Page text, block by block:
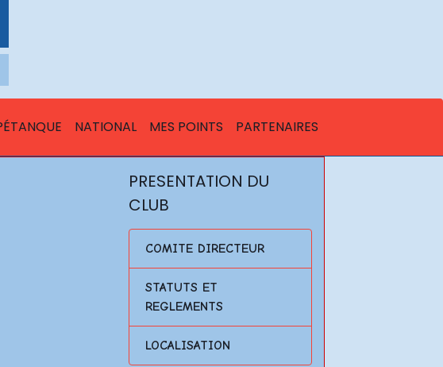
NATIONAL MES POINTS PARTENAIRES
PRESENTATION DU
CLUB
COMITE DIRECTEUR
STATUTS ET
REGLEMENTS
LOCALISATION